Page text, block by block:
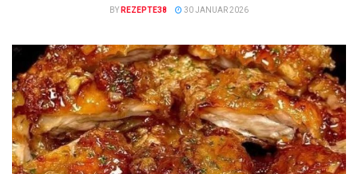
BY REZEPTE38 30 JANUAR 2026